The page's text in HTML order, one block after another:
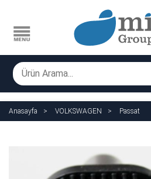
Anasayfa VOLKSWAGEN Passat